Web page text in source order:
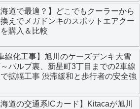
海道で最適？】どこでもクーラーから
えでメガドンキのスポットエアクー
購入＆比較
線化工事】旭川のケーズデンキ大雪
パルプ裏、新星町3丁目までの2車線
拡幅工事 渋滞緩和と歩行者の安全強
海道の交通系ICカード】Kitacaが旭川